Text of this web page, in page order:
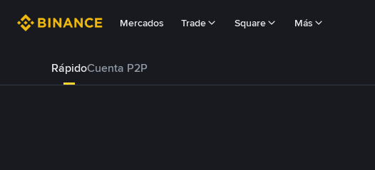
Mercados Trade Square Más
RápidoCuenta P2P